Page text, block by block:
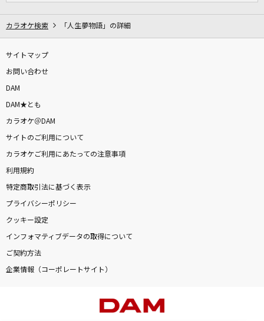
カラオケ検索 「人生夢物語」の詳細
サイトマップ
お問い合わせ
DAM
DAM★とも
カラオケ＠DAM
サイトのご利用について
カラオケご利用にあたっての注意事項
利用規約
特定商取引法に基づく表示
プライバシーポリシー
クッキー設定
インフォマティブデータの取得について
ご契約方法
企業情報（コーポレートサイト）